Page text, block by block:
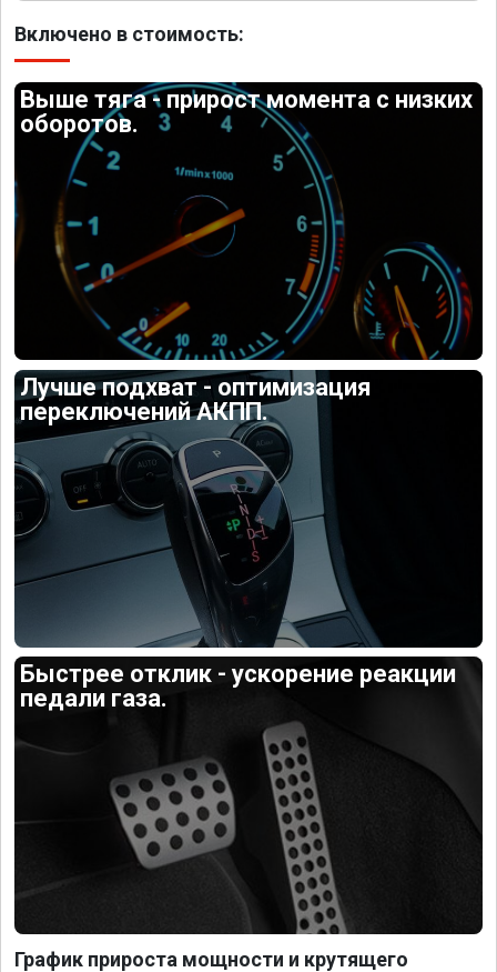
Включено в стоимость:
Выше тяга - прирост момента с низких
оборотов.
Лучше подхват - оптимизация
переключений АКПП.
Быстрее отклик - ускорение реакции
педали газа.
График прироста мощности и крутящего